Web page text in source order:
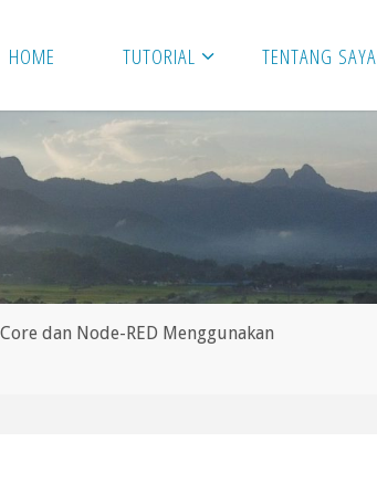
HOME TUTORIAL TENTANG SAYA
dan Node-RED Menggunakan